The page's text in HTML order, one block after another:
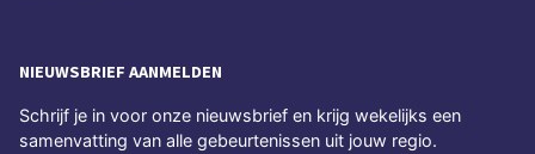
NIEUWSBRIEF AANMELDEN
Schrijf je in voor onze nieuwsbrief en krijg wekelijks een
samenvatting van alle gebeurtenissen uit jouw regio.